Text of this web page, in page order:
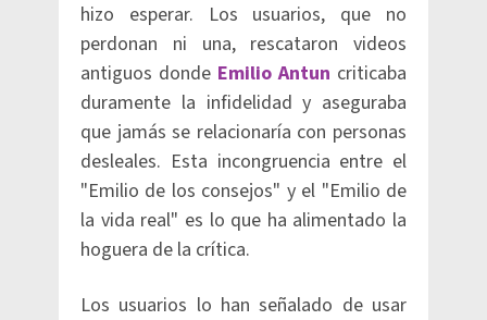
hizo esperar. Los usuarios, que no
perdonan ni una, rescataron videos
antiguos donde Emilio Antun criticaba
duramente la infidelidad y aseguraba
que jamás se relacionaría con personas
desleales. Esta incongruencia entre el
"Emilio de los consejos" y el "Emilio de
la vida real" es lo que ha alimentado la
hoguera de la crítica.
Los usuarios lo han señalado de usar